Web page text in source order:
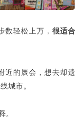
数轻松上万，很适合
近的展会，想去却遗
城市。